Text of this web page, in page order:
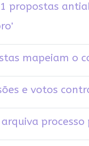
propostas
mapeiam o
e votos
arquiva